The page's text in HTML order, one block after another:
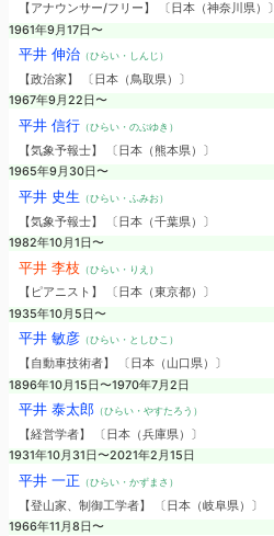
【アナウンサー/フリー】 〔日本（神奈川県）〕
1961年9月17日〜
平井 伸治（ひらい・しんじ）
【政治家】 〔日本（鳥取県）〕
1967年9月22日〜
平井 信行（ひらい・のぶゆき）
【気象予報士】 〔日本（熊本県）〕
1965年9月30日〜
平井 史生 （ひらい・ふみお）
【気象予報士】 〔日本（千葉県）〕
1982年10月1日〜
平井 李枝（ひらい・りえ）
【ピアニスト】 〔日本（東京都）〕
1935年10月5日〜
平井 敏彦（ひらい・としひこ）
【自動車技術者】 〔日本（山口県）〕
1896年10月15日〜1970年7月2日
平井 泰太郎（ひらい・やすたろう）
【経営学者】 〔日本（兵庫県）〕
1931年10月31日〜2021年2月15日
平井 一正 （ひらい・かずまさ）
【登山家、制御工学者】 〔日本（岐阜県）〕
1966年11月8日〜